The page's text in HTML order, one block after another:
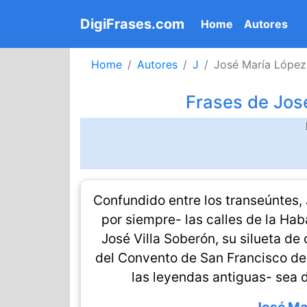
DigiFrases.com Home (current)
Autores
Home Autores J José María
Frases de
Confundido entre los
por siempre- las calles de la
José Villa Soberón, su silueta
del Convento de San Francisco
las leyendas antiguas- sea